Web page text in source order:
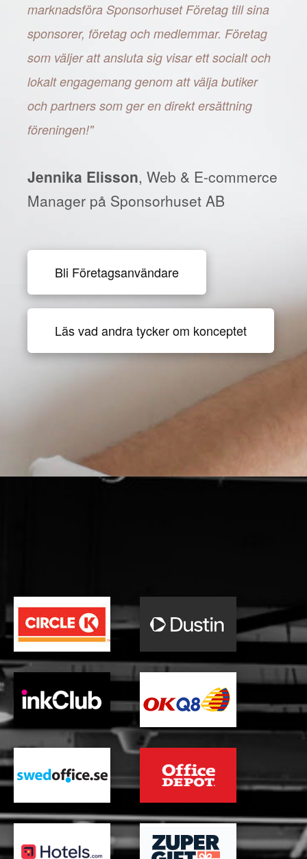
marknadsföra Sponsorhuset Företag till sina
sponsorer, företag och medlemmar. Företag
som väljer att ansluta sig visar ett socialt och
lokalt engagemang genom att välja butiker
och partners som ger en direkt ersättning
föreningen!"
Jennika Elisson, Web & E-commerce
Manager på Sponsorhuset AB
Bli Företagsanvändare
Läs vad andra tycker om konceptet